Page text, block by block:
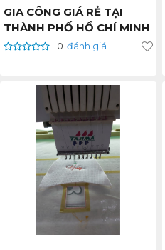
GIA CÔNG GIÁ RẺ TẠI
THÀNH PHỐ HỒ CHÍ MINH
0 đánh giá